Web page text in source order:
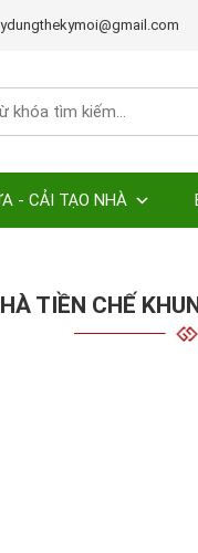
- CẢI TẠO NHÀ
TIỀN CHẾ